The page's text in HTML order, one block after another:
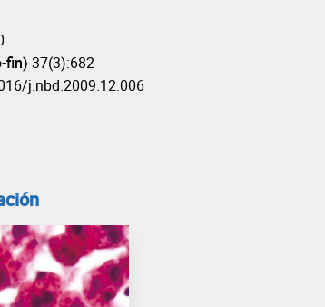
fin) 37(3):682
j.nbd.2009.12.006